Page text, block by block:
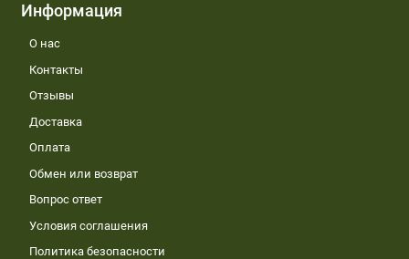
Информация
О нас
Контакты
Отзывы
Доставка
Оплата
Обмен или возврат
Вопрос ответ
Условия соглашения
Политика безопасности